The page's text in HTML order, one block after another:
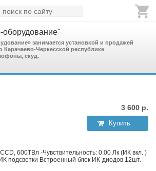
занимается установкой и продажей
Карачаево-Черкесской республике
скуд.
3 600 р.
Купить
600ТВл -Чувствительность: 0.00 Лк (ИК вкл. )
подсветки Встроенный блок ИК-диодов 12шт.